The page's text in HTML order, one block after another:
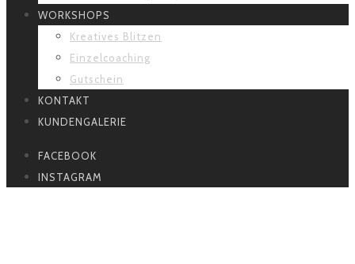
WORKSHOPS
Kreatives Blitzen
Einzelcoaching
Gutschein
KONTAKT
KUNDENGALERIE
FACEBOOK
INSTAGRAM